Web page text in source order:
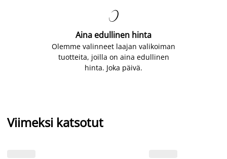

Aina edullinen hinta
Olemme valinneet laajan valikoiman
tuotteita, joilla on aina edullinen
hinta. Joka päivä.
Viimeksi katsotut